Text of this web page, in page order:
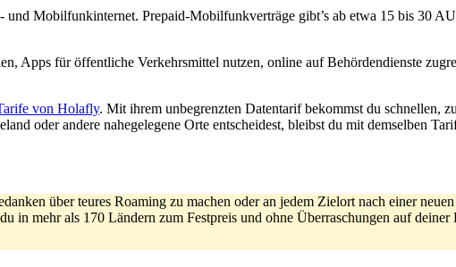
und Mobilfunkinternet. Prepaid-Mobilfunkverträge gibt’s ab etwa 15 bis 30
Apps für öffentliche Verkehrsmittel nutzen, online auf Behördendienste
von Holafly. Mit ihrem unbegrenzten Datentarif bekommst du schnellen,
oder andere nahegelegene Orte entscheidest, bleibst du mit demselben
über teures Roaming zu machen oder an jedem Zielort nach einer
in mehr als 170 Ländern zum Festpreis und ohne Überraschungen auf deiner